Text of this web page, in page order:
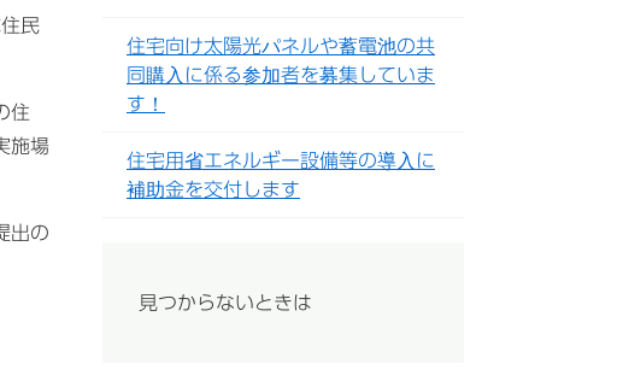
民
住
施場
出の
住宅向け太陽光パネルや蓄電池の共
同購入に係る参加者を募集していま
す！
住宅用省エネルギー設備等の導入に
補助金を交付します
見つからないときは